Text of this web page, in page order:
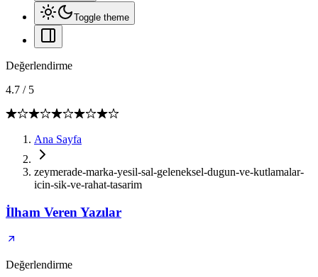
Toggle theme
Değerlendirme
4.7 / 5
Ana Sayfa
zeymerade-marka-yesil-sal-geleneksel-dugun-ve-kutlamalar-
icin-sik-ve-rahat-tasarim
İlham Veren Yazılar
Değerlendirme